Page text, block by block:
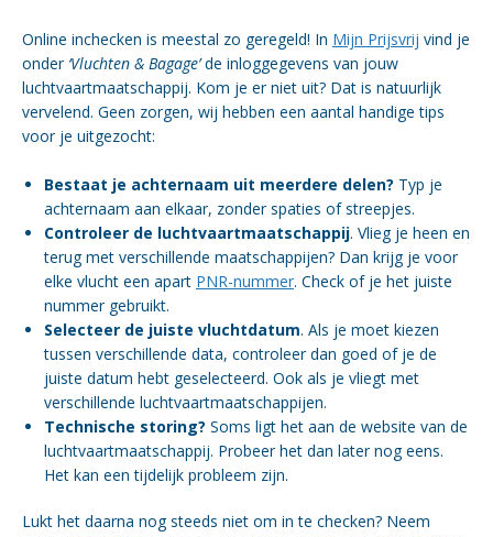
Online inchecken is meestal zo geregeld! In Mijn Prijsvrij vind je
onder ‘Vluchten & Bagage’de inloggegevens van jouw
luchtvaartmaatschappij. Kom je er niet uit? Dat is natuurlijk
vervelend. Geen zorgen, wij hebben een aantal handige tips
voor je uitgezocht:
Bestaat je achternaam uit meerdere delen? Typ je
achternaam aan elkaar, zonder spaties of streepjes.
Controleer de luchtvaartmaatschappij. Vlieg je heen en
terug met verschillende maatschappijen? Dan krijg je voor
elke vlucht een apart PNR-nummer. Check of je het juiste
nummer gebruikt.
Selecteer de juiste vluchtdatum. Als je moet kiezen
tussen verschillende data, controleer dan goed of je de
juiste datum hebt geselecteerd. Ook als je vliegt met
verschillende luchtvaartmaatschappijen.
Technische storing? Soms ligt het aan de website van de
luchtvaartmaatschappij. Probeer het dan later nog eens.
Het kan een tijdelijk probleem zijn.
Lukt het daarna nog steeds niet om in te checken? Neem